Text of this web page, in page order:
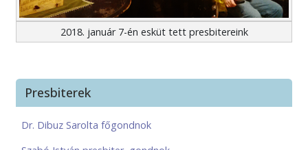
2018. január 7-én esküt tett presbitereink
Presbiterek
Dr. Dibuz Sarolta főgondnok